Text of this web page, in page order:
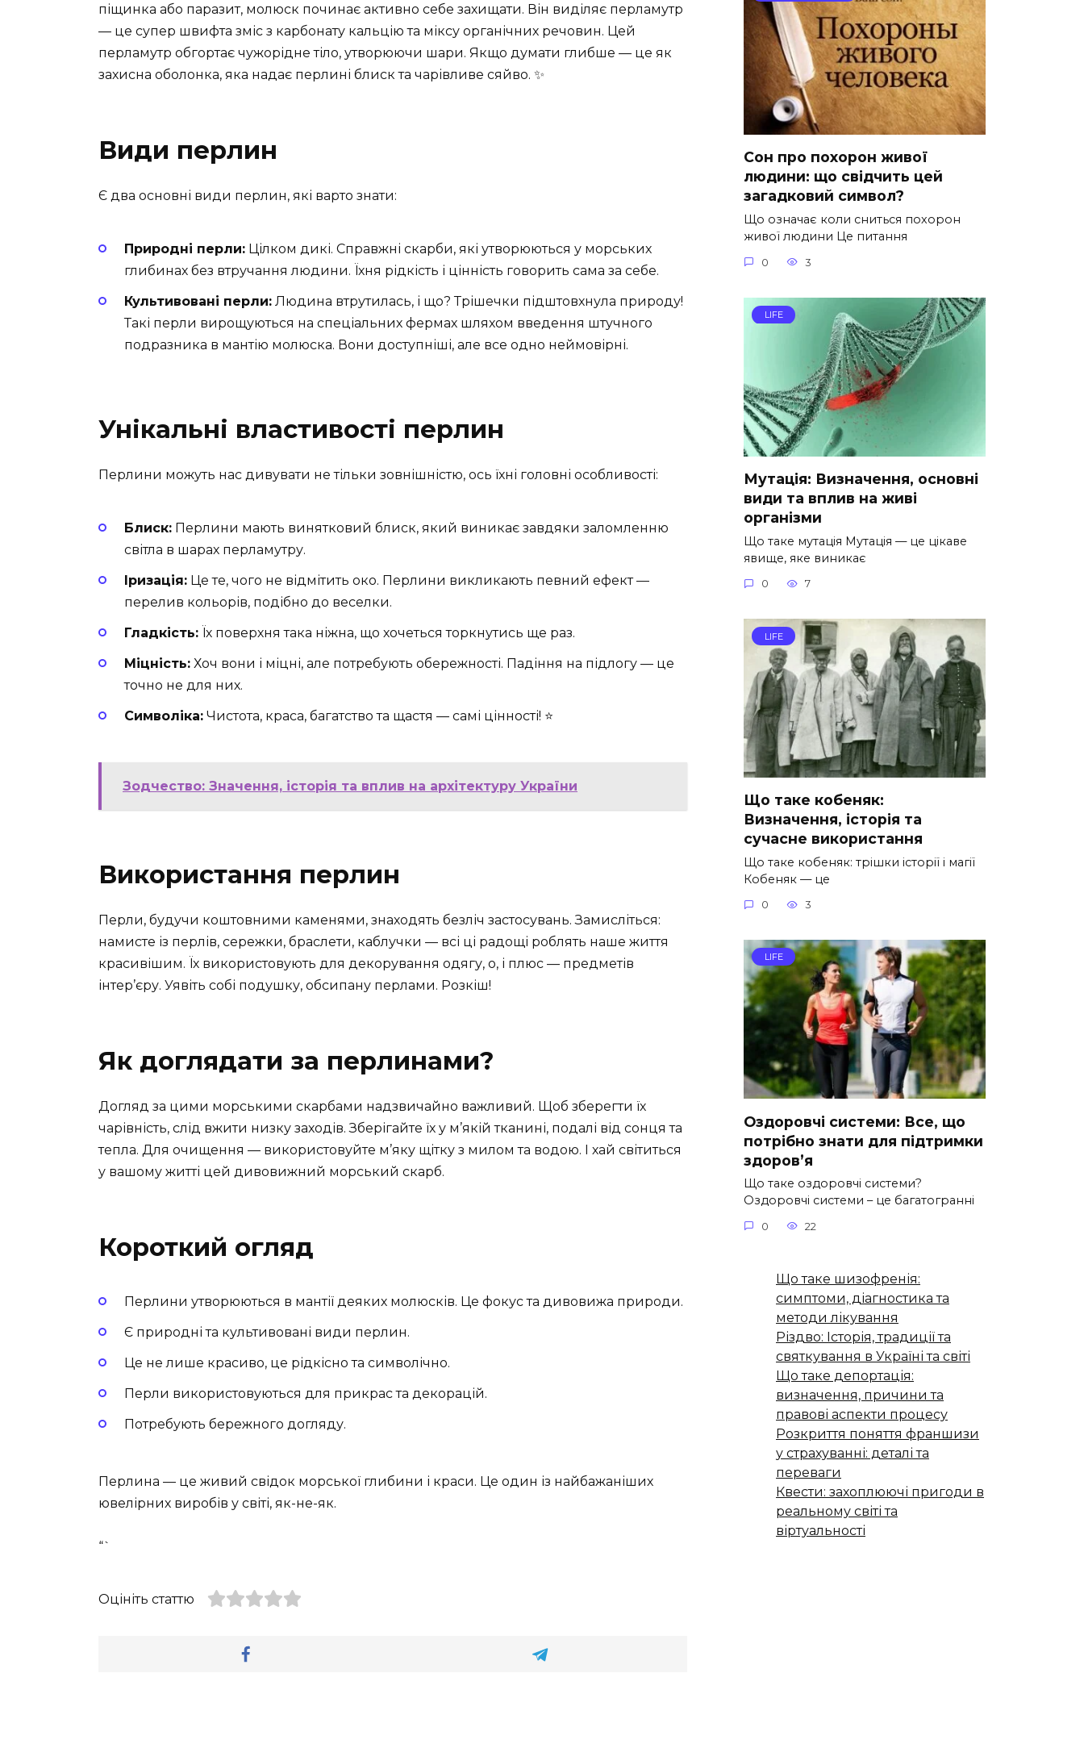
піщинка або паразит, молюск починає активно себе захищати. Він виділяє перламутр
— це супер швифта зміс з карбонату кальцію та міксу органічних речовин. Цей
перламутр обгортає чужорідне тіло, утворюючи шари. Якщо думати глибше — це як
захисна оболонка, яка надає перлині блиск та чарівливе сяйво. ✨
Види перлин
Є два основні види перлин, які варто знати:
Природні перли: Цілком дикі. Справжні скарби, які утворюються у морських
глибинах без втручання людини. Їхня рідкість і цінність говорить сама за себе.
Культивовані перли: Людина втрутилась, і що? Трішечки підштовхнула природу!
Такі перли вирощуються на спеціальних фермах шляхом введення штучного
подразника в мантію молюска. Вони доступніші, але все одно неймовірні.
Унікальні властивості перлин
Перлини можуть нас дивувати не тільки зовнішністю, ось їхні головні особливості:
Блиск: Перлини мають винятковий блиск, який виникає завдяки заломленню
світла в шарах перламутру.
Іризація: Це те, чого не відмітить око. Перлини викликають певний ефект —
перелив кольорів, подібно до веселки.
Гладкість: Їх поверхня така ніжна, що хочеться торкнутись ще раз.
Міцність: Хоч вони і міцні, але потребують обережності. Падіння на підлогу — це
точно не для них.
Символіка: Чистота, краса, багатство та щастя — самі цінності! ⭐
Зодчество: Значення, історія та вплив на архітектуру України
Використання перлин
Перли, будучи коштовними каменями, знаходять безліч застосувань. Замисліться:
намисте із перлів, сережки, браслети, каблучки — всі ці радощі роблять наше життя
красивішим. Їх використовують для декорування одягу, о, і плюс — предметів
інтер’єру. Уявіть собі подушку, обсипану перлами. Розкіш!
Як доглядати за перлинами?
Догляд за цими морськими скарбами надзвичайно важливий. Щоб зберегти їх
чарівність, слід вжити низку заходів. Зберігайте їх у м’якій тканині, подалі від сонця та
тепла. Для очищення — використовуйте м’яку щітку з милом та водою. І хай світиться
у вашому житті цей дивовижний морський скарб.
Короткий огляд
Перлини утворюються в мантії деяких молюсків. Це фокус та дивовижа природи.
Є природні та культивовані види перлин.
Це не лише красиво, це рідкісно та символічно.
Перли використовуються для прикрас та декорацій.
Потребують бережного догляду.
Перлина — це живий свідок морської глибини і краси. Це один із найбажаніших
ювелірних виробів у світі, як-не-як.
“`
Оцініть статтю
Сон про похорон живої
людини: що свідчить цей
загадковий символ?
Що означає коли сниться похорон
живої людини Це питання
0 3
LIFE
Мутація: Визначення, основні
види та вплив на живі
організми
Що таке мутація Мутація — це цікаве
явище, яке виникає
0 7
LIFE
Що таке кобеняк:
Визначення, історія та
сучасне використання
Що таке кобеняк: трішки історії і магії
Кобеняк — це
0 3
LIFE
Оздоровчі системи: Все, що
потрібно знати для підтримки
здоров’я
Що таке оздоровчі системи?
Оздоровчі системи – це багатогранні
0 22
Що таке шизофренія:
симптоми, діагностика та
методи лікування
Різдво: Історія, традиції та
святкування в Україні та світі
Що таке депортація:
визначення, причини та
правові аспекти процесу
Розкриття поняття франшизи
у страхуванні: деталі та
переваги
Квести: захоплюючі пригоди в
реальному світі та
віртуальності